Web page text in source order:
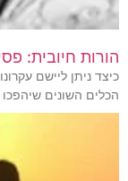
הורות חיובית:
כיצד ניתן ליישם
הכלים השונים